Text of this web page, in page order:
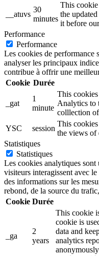
__atuvs
30
minutes
This cookie
the
it before
Performance
Performance
Les cookies de performance
analyser les principaux
contribue à offrir une
Cookie Durée
_gat
1
minute
This
Analytics to
colllection
YSC
session
This
the views of
Statistiques
Statistiques
Les cookies analytiques
visiteurs interagissent avec
des informations sur les
rebond, de la source du
Cookie Durée
_ga
2
years
This cookie
cookie is
data and
analytics